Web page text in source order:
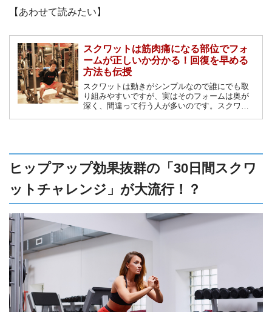
【あわせて読みたい】
スクワットは筋肉痛になる部位でフォ
ームが正しいか分かる！回復を早める
方法も伝授
スクワットは動きがシンプルなので誰にでも取
り組みやすいですが、実はそのフォームは奥が
深く、間違って行う人が多いのです。スクワッ
ヒップアップ効果抜群の「30日間スクワ
ットチャレンジ」が大流行！？